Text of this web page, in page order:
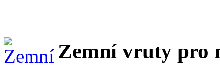
Zemní vruty pro